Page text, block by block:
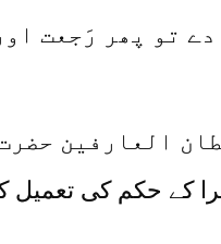
دے تو پھر رَجعت
العارفین
کے حکم کی تعمیل